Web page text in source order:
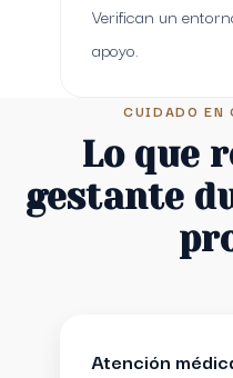
Verifican un
apoyo.
CUIDADO EN
Lo que
gestante
Atención